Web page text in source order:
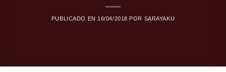
PUBLICADO EN 16/04/2018 POR SARAYAKU